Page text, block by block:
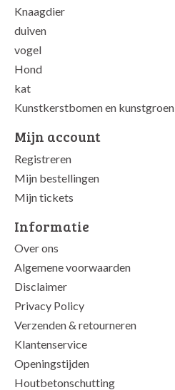
Knaagdier
duiven
vogel
Hond
kat
Kunstkerstbomen en kunstgroen
Mijn account
Registreren
Mijn bestellingen
Mijn tickets
Informatie
Over ons
Algemene voorwaarden
Disclaimer
Privacy Policy
Verzenden & retourneren
Klantenservice
Openingstijden
Houtbetonschutting